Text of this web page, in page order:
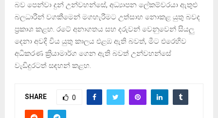
බව පෙන්වා දුන් උන්වහන්සේ, අධ්‍යාපන ලේකම්වරයා ඇතුළු
බලධාරීන් වගකීමෙන් මගහැරීමට උත්සාහ නොකළ යුතු බවද
ප්‍රකාශ කළහ. රටේ අනාගතය සහ දරුවන් වෙනුවෙන් සියලු
දෙනා අවදි විය යුතු කාලය එළඹ ඇති බවත්, මීට එරෙහිව
අධිකරණ ක්‍රියාමාර්ග ගෙන ඇති බවත් උන්වහන්සේ
වැඩිදුරටත් සඳහන් කළහ.
SHARE 0